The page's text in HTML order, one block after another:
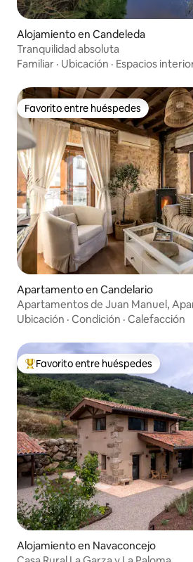
Alojamiento en Candeleda
Tranquilidad absoluta
Familiar · Ubicación · Espacios
Favorito entre huéspedes
Favorito entre huéspedes
Apartamento en Candelario
Apartamentos de Juan Manuel,
Ubicación · Condición · Calefacción
Favorito entre huéspedes preferido
Favorito entre huéspedes
Alojamiento en Navaconcejo